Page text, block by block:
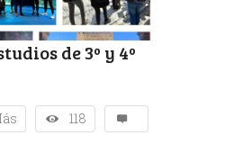
de 3º y 4º
118